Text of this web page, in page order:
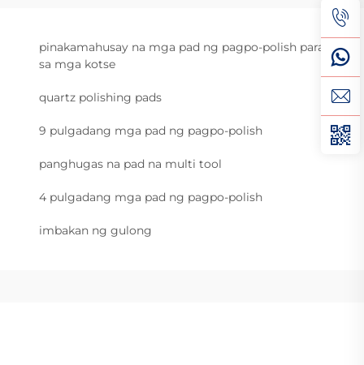
pinakamahusay na mga pad ng pagpo-polish para
sa mga kotse
quartz polishing pads
9 pulgadang mga pad ng pagpo-polish
panghugas na pad na multi tool
4 pulgadang mga pad ng pagpo-polish
imbakan ng gulong